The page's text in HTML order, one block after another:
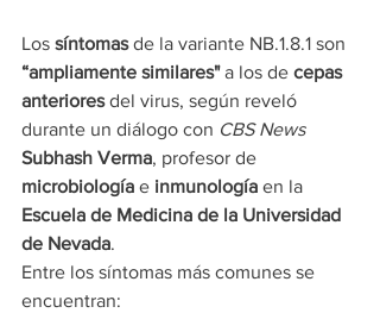
Los síntomas de la variante NB.1.8.1 son
“ampliamente similares" a los de cepas
anteriores del virus, según reveló
durante un diálogo con CBS News
Subhash Verma, profesor de
microbiología e inmunología en la
Escuela de Medicina de la Universidad
de Nevada.
Entre los síntomas más comunes se
encuentran: